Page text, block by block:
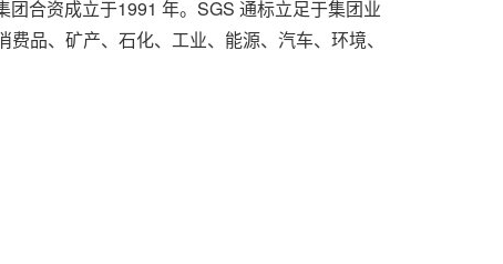
团合资成立于1991 年。SGS 通标立足于集团业
品、矿产、石化、工业、能源、汽车、环境、